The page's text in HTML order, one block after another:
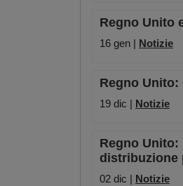
Regno Unito
16 gen | Notizie
Regno
19 dic | Notizie
Regno Unito:
distribuzione
02 dic | Notizie